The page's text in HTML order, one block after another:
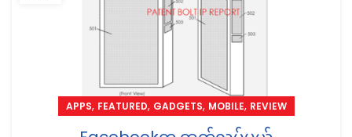
APPS, FEATURED, GADGETS, MOBILE, REVIEW